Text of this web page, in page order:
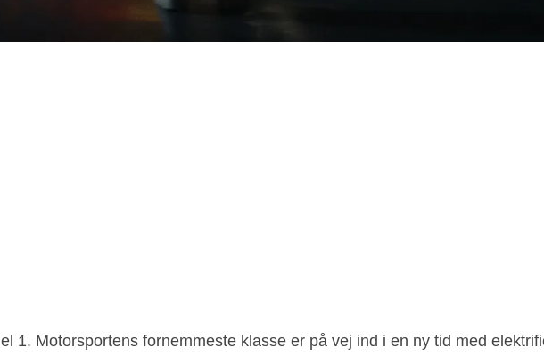
1. Motorsportens fornemmeste klasse er på vej ind i en ny tid med